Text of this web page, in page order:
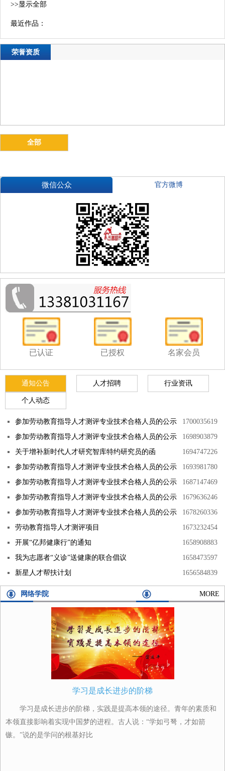
>>显示全部
最近作品：
荣誉资质
全部
微信公众 官方微博
已认证 已授权 名家会员
通知公告 人才招聘 行业资讯
个人动态
1700035619
参加劳动教育指导人才测评专业技术合格人员的公示
1698903879
参加劳动教育指导人才测评专业技术合格人员的公示
1694747226
关于增补新时代人才研究智库特约研究员的函
1693981780
参加劳动教育指导人才测评专业技术合格人员的公示
1687147469
参加劳动教育指导人才测评专业技术合格人员的公示
1679636246
参加劳动教育指导人才测评专业技术合格人员的公示
1678260336
参加劳动教育指导人才测评专业技术合格人员的公示
1673232454
劳动教育指导人才测评项目
1658908883
开展“亿邦健康行”的通知
1658473597
我为志愿者“义诊”送健康的联合倡议
1656584839
新星人才帮扶计划
网络学院 MORE
学习是成长进步的阶梯
学习是成长进步的阶梯，实践是提高本领的途径。青年的素质和
本领直接影响着实现中国梦的进程。古人说：“学如弓弩，才如箭
镞。”说的是学问的根基好比